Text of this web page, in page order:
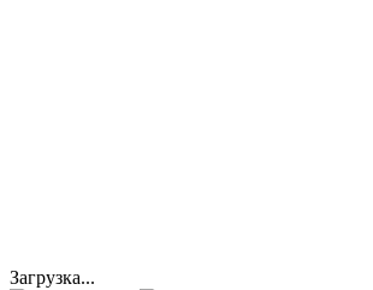
Загрузка...